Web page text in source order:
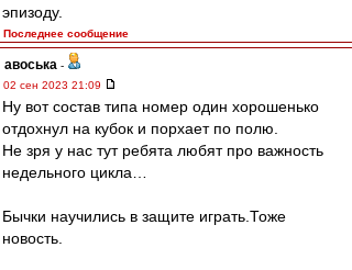
эпизоду.
Последнее сообщение
авоська -
02 сен 2023 21:09
Ну вот состав типа номер один хорошенько
отдохнул на кубок и порхает по полю.
Не зря у нас тут ребята любят про важность
недельного цикла…
Бычки научились в защите играть.Тоже
новость.